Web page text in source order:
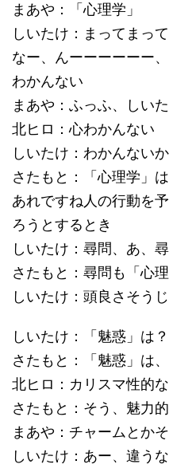
まあや：「心理学」
しいたけ：まってまっ
なー、んーーーーーー
わかんない
まあや：ふっふ、しい
北ヒロ：心わかんない
しいたけ：わかんない
さたもと：「心理学」
あれですね人の行動を
ろうとするとき
しいたけ：尋問、あ、
さたもと：尋問も「心
しいたけ：頭良さそう
しいたけ：「魅惑」は？
さたもと：「魅惑」は
北ヒロ：カリスマ性的な
さたもと：そう、魅力
まあや：チャームとか
しいたけ：あー、違うな